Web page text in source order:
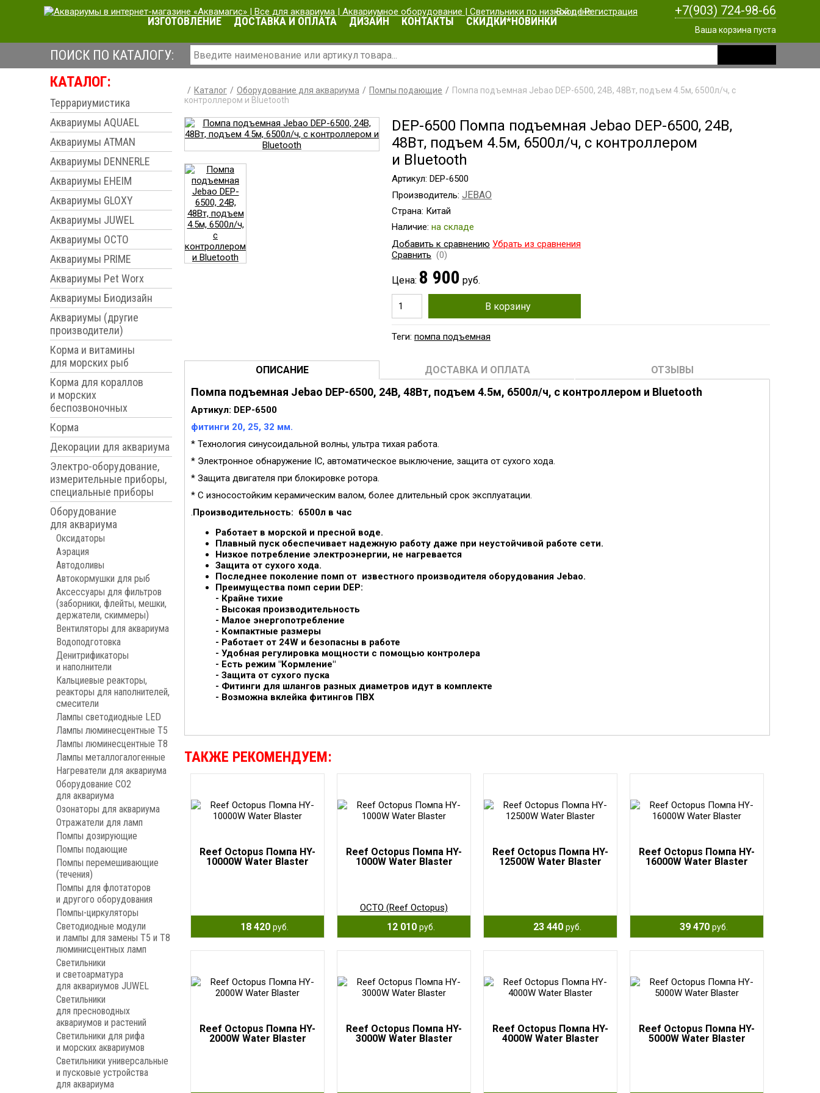
Вход|Регистрация +7(903) 724-98-66
Ваша корзина пуста
ИЗГОТОВЛЕНИЕ ДОСТАВКА И ОПЛАТА ДИЗАЙН КОНТАКТЫ СКИДКИ*НОВИНКИ
ПОИСК ПО КАТАЛОГУ:
КАТАЛОГ:
Террариумистика
Аквариумы AQUAEL
Аквариумы ATMAN
Аквариумы DENNERLE
Аквариумы EHEIM
Аквариумы GLOXY
Аквариумы JUWEL
Аквариумы OCTO
Аквариумы PRIME
Аквариумы Pet Worx
Аквариумы Биодизайн
Аквариумы (другие
производители)
Корма и витамины
для морских рыб
Корма для кораллов
и морских
беспозвоночных
Корма
Декорации для аквариума
Электро-оборудование,
измерительные приборы,
специальные приборы
Оборудование
для аквариума
Оксидаторы
Аэрация
Автодоливы
Автокормушки для рыб
Аксессуары для фильтров
(заборники, флейты, мешки,
держатели, скиммеры)
Вентиляторы для аквариума
Водоподготовка
Денитрификаторы
и наполнители
Кальциевые реакторы,
реакторы для наполнителей,
смесители
Лампы светодиодные LED
Лампы люминесцентные Т5
Лампы люминесцентные Т8
Лампы металлогалогенные
Нагреватели для аквариума
Оборудование CO2
для аквариума
Озонаторы для аквариума
Отражатели для ламп
Помпы дозирующие
Помпы подающие
Помпы перемешивающие
(течения)
Помпы для флотаторов
и другого оборудования
Помпы-циркуляторы
Светодиодные модули
и лампы для замены Т5 и Т8
люминисцентных ламп
Светильники
и светоарматура
для аквариумов JUWEL
Светильники
для пресноводных
аквариумов и растений
Светильники для рифа
и морских аквариумов
Светильники универсальные
и пусковые устройства
для аквариума
Каталог Оборудование для аквариума Помпы подающие
Помпа подъемная Jebao DEP-6500, 24В, 48Вт, подъем 4.5м, 6500л/ч, с
контроллером и Bluetooth
DEP-6500 Помпа подъемная Jebao DEP-6500, 24В,
48Вт, подъем 4.5м, 6500л/ч, с контроллером
и Bluetooth
Артикул: DEP-6500
Производитель: JEBAO
Страна: Китай
Наличие: на складе
Добавить к сравнению Убрать из сравнения
Сравнить (0)
Цена: 8 900 руб.
В корзину
Теги: помпа подъемная
ОПИСАНИЕ ДОСТАВКА И ОПЛАТА ОТЗЫВЫ
Помпа подъемная Jebao DEP-6500, 24В, 48Вт, подъем 4.5м, 6500л/ч, с контроллером и Bluetooth
Артикул: DEP-6500
фитинги 20, 25, 32 мм.
* Технология синусоидальной волны, ультра тихая работа.
* Электронное обнаружение IC, автоматическое выключение, защита от сухого хода.
* Защита двигателя при блокировке ротора.
* С износостойким керамическим валом, более длительный срок эксплуатации.
.Производительность: 6500л в час
Работает в морской и пресной воде.
Плавный пуск обеспечивает надежную работу даже при неустойчивой работе сети.
Низкое потребление электроэнергии, не нагревается
Защита от сухого хода.
Последнее поколение помп от известного производителя оборудования Jebao.
Преимущества помп серии DEP:
- Крайне тихие
- Высокая производительность
- Малое энергопотребление
- Компактные размеры
- Работает от 24W и безопасны в работе
- Удобная регулировка мощности с помощью контролера
- Есть режим "Кормление"
- Защита от сухого пуска
- Фитинги для шлангов разных диаметров идут в комплекте
- Возможна вклейка фитингов ПВХ
ТАКЖЕ РЕКОМЕНДУЕМ:
Reef Octopus Помпа HY-
10000W Water Blaster
18 420 руб.
Reef Octopus Помпа HY-
1000W Water Blaster
OCTO (Reef Octopus)
12 010 руб.
Reef Octopus Помпа HY-
12500W Water Blaster
23 440 руб.
Reef Octopus Помпа HY-
16000W Water Blaster
39 470 руб.
Reef Octopus Помпа HY-
2000W Water Blaster
Reef Octopus Помпа HY-
3000W Water Blaster
Reef Octopus Помпа HY-
4000W Water Blaster
Reef Octopus Помпа HY-
5000W Water Blaster